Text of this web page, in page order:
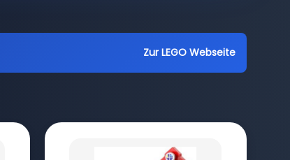
Zur LEGO Webseite